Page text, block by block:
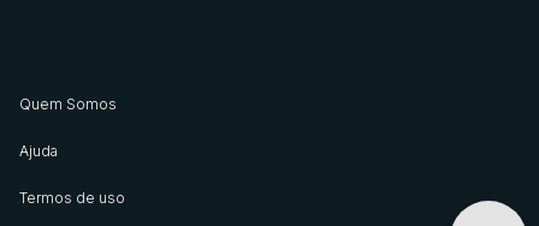
Quem Somos
Ajuda
Termos de uso